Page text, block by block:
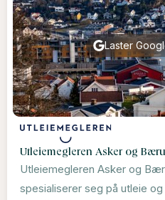
Laster
Utleiemegleren Asker og
Utleiemegleren Asker og
spesialiserer seg på utleie